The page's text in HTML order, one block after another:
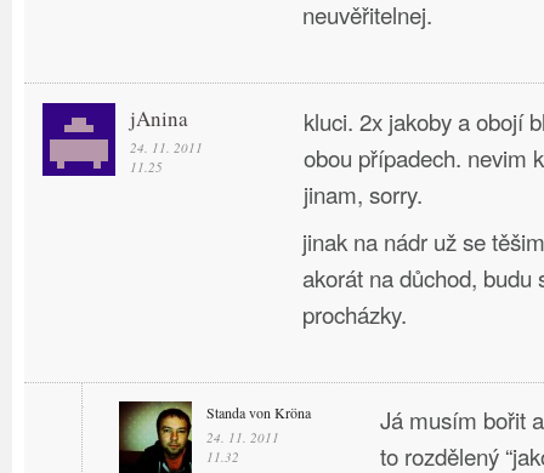
neuvěřitelnej.
jAnina
24. 11. 2011
11.25
kluci. 2x jakoby a obojí
obou případech. nevim
jinam, sorry.
jinak na nádr už se
akorát na důchod, budu
procházky.
Standa von Kröna
24. 11. 2011
11.32
Já musím bořit
to rozdělený